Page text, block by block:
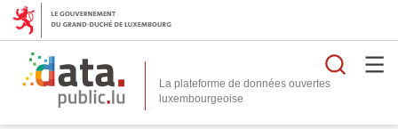
La plateforme de données ouvertes